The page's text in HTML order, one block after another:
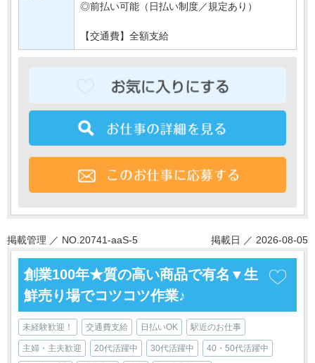
◎前払い可能（日払い制度／規定あり）
【交通費】全額支給
掲載管理 ／ NO.20741-aaS-5 掲載日 ／ 2026-08-05
創業100年★質の高い商品で有名▼生
鮮売り場でコツコツ作業♪
未経験歓迎！ 交通費支給 日払いOK 駅近のお仕事
主婦・主夫歓迎 20代活躍中 30代活躍中 40・50代活躍中